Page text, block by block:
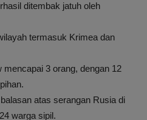
ditembak jatuh oleh
termasuk Krimea dan
3 orang, dengan 12
atas serangan Rusia di
warga sipil.